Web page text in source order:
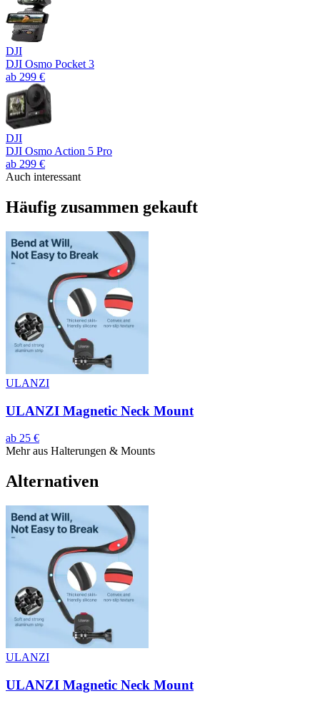
DJI
DJI Osmo Pocket 3
ab 299 €
DJI
DJI Osmo Action 5 Pro
ab 299 €
Auch interessant
Häufig zusammen gekauft
ULANZI
ULANZI Magnetic Neck Mount
ab 25 €
Mehr aus Halterungen & Mounts
Alternativen
ULANZI
ULANZI Magnetic Neck Mount